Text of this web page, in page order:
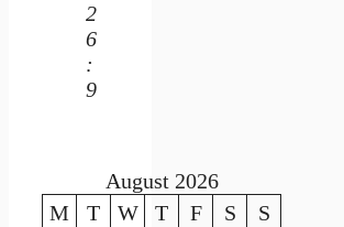
2
6
:
9
August 2026
M
T W T F S
S